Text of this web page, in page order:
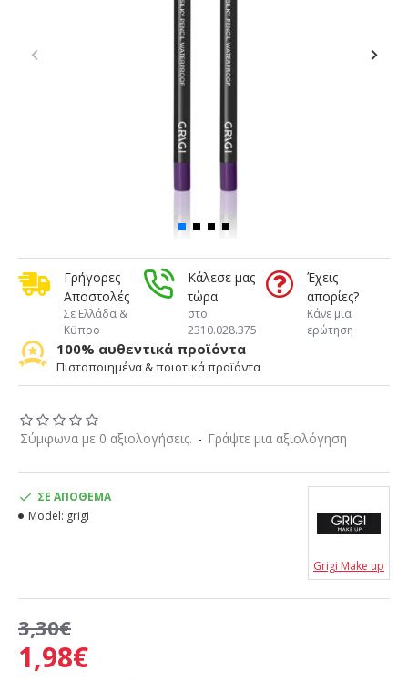
Γρήγορες
Αποστολές
Σε Ελλάδα &
Κϋπρο
Κάλεσε μας
τώρα
στο
2310.028.375
Έχεις
απορίες?
Κάνε μια
ερώτηση
100% αυθεντικά προϊόντα
Πιστοποιημένα & ποιοτικά προϊόντα
Σύμφωνα με 0 αξιολογήσεις. - Γράψτε μια αξιολόγηση
1,98€
3,30€
ΣΕ ΑΠΌΘΕΜΑ
Model: grigi
Grigi Make up